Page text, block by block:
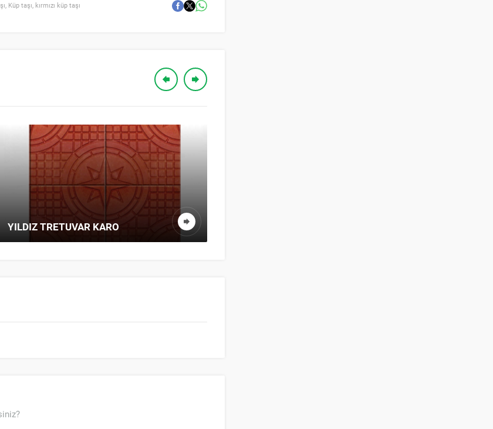
, Küp taşı, kırmızı küp taşı
YILDIZ TRETUVAR KARO